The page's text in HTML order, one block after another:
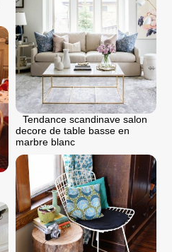
Tendance scandinave salon
decore de table basse en
marbre blanc